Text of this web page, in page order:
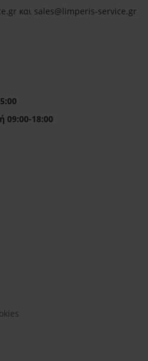
και sales@limperis-service.gr
09:00-18:00